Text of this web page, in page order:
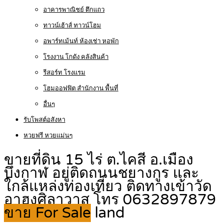
อาคารพาณิชย์ ตึกแถว
ทาวน์เฮ้าส์ ทาวน์โฮม
อพาร์ทเม้นท์ ห้องเช่า หอพัก
โรงงาน โกดัง คลังสินค้า
รีสอร์ท โรงแรม
โฮมออฟฟิต สำนักงาน พื้นที่
อื่นๆ
รับโพสต์อสังหา
หวยฟรี หวยแม่นๆ
ขายที่ดิน 15 ไร่ ต.ไคสี อ.เมือง
บึงกาฬ อยู่ติดถนนชยางกูร และ
ใกล้แหล่งท่องเที่ยว ติดทางเข้าวัด
อาฮงศิลาวาส โทร 0632897879
ขาย For Sale land